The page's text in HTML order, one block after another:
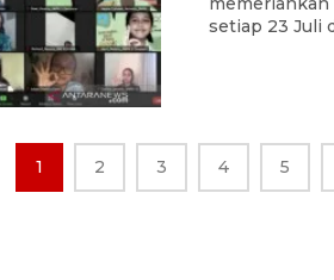
setiap 23 Juli
1 2 3 4 5